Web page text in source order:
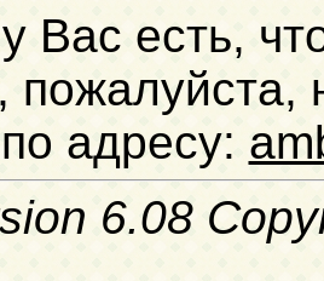
Вас есть,
пожалуйста,
по адресу:
6.08